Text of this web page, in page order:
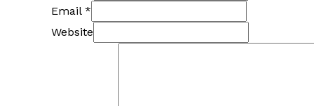
Email *
Website